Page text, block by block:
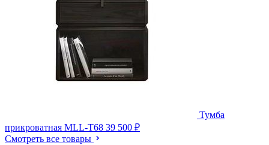
Тумба
прикроватная MLL-T68 39 500 ₽
Смотреть все товары